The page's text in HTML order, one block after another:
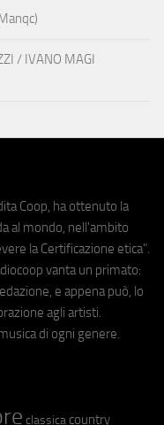
/ IVANO MAGI
Coop, ha ottenuto la
al mondo, nell'ambito
la Certificazione etica".
vanta un primato:
e appena può, lo
agli artisti.
di ogni genere.
classica country